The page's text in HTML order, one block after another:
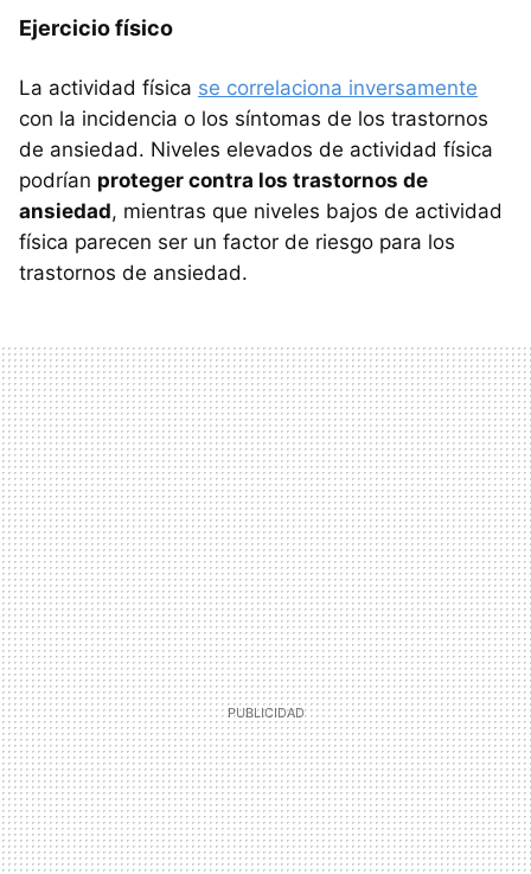
Ejercicio físico
La actividad física se correlaciona inversamente
con la incidencia o los síntomas de los trastornos
de ansiedad. Niveles elevados de actividad física
podrían proteger contra los trastornos de
ansiedad, mientras que niveles bajos de actividad
física parecen ser un factor de riesgo para los
trastornos de ansiedad.